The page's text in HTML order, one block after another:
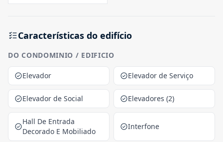
Características do edifício
DO CONDOMINIO / EDIFICIO
Elevador Elevador de Serviço
Elevador de Social Elevadores (2)
Hall De Entrada
Decorado E Mobiliado
Interfone